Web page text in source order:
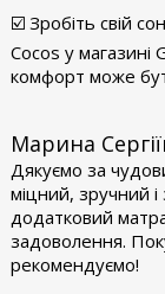
☑️ Зробіть свій
Cocos у магазині
комфорт може
Марина
Дякуємо за
міцний, зручний
додатковий
задоволення.
рекомендуємо!